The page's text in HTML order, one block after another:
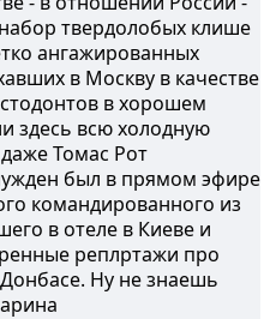
твердолобых клише
ангажированных
в Москву в качестве
в хорошем
здесь всю холодную
Томас Рот
был в прямом эфире
командированного из
в отеле в Киеве и
реплртажи про
Ну не знаешь